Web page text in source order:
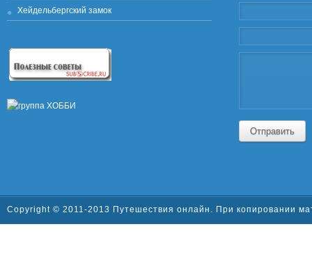
Хейдельбергский замок
Отправить
Copyright © 2011-2013 Путешествия онлайн. При копировании